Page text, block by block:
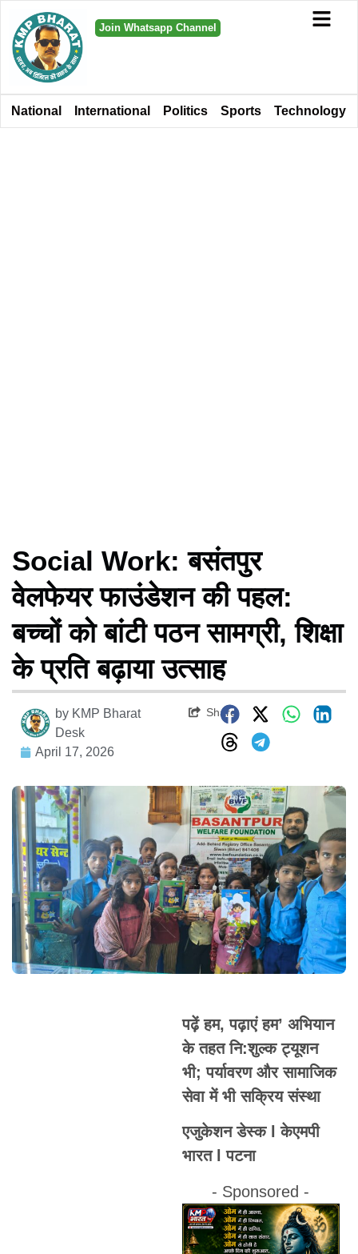
Join Whatsapp Channel
National International Politics Sports Technology
Social Work: बसंतपुर
वेलफेयर फाउंडेशन की पहल:
बच्चों को बांटी पठन सामग्री, शिक्षा
के प्रति बढ़ाया उत्साह
by KMP Bharat
Desk
April 17, 2026
Share
पढ़ें हम, पढ़ाएं हम’ अभियान
के तहत नि:शुल्क ट्यूशन
भी; पर्यावरण और सामाजिक
सेवा में भी सक्रिय संस्था
एजुकेशन डेस्क l केएमपी
भारत l पटना
- Sponsored -